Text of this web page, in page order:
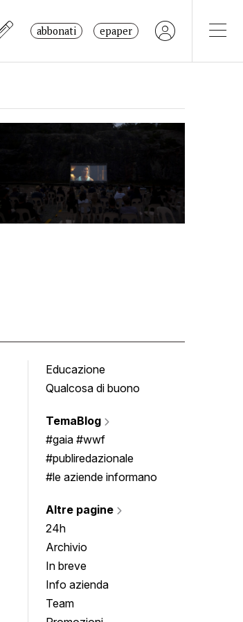
abbonati epaper
Educazione
Qualcosa di buono
TemaBlog
#gaia #wwf
#publiredazionale
#le aziende informano
Altre pagine
24h
Archivio
In breve
Info azienda
Team